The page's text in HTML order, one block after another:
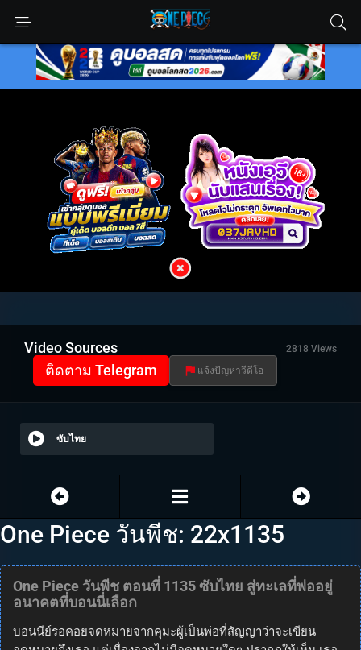
Video Sources 2818 Views
ติดตาม Telegram แจ้งปัญหาวีดีโอ
ซับไทย
One Piece วันพีช: 22x1135
One Piece วันพีช ตอนที่ 1135 ซับไทย สู่ทะเลที่พ่ออยู่
อนาคตที่บอนนี่เลือก
บอนนีย์รอคอยจดหมายจากคุมะผู้เป็นพ่อที่สัญญาว่าจะเขียน